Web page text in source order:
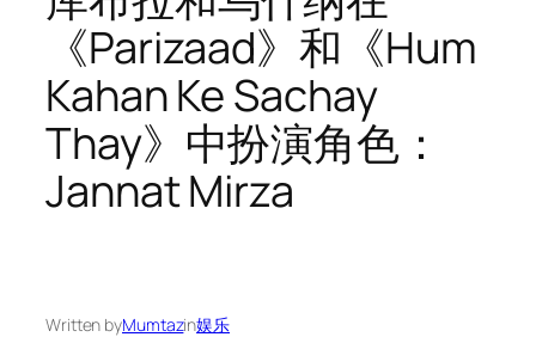
《Parizaad》和《Hum
Kahan Ke Sachay
Thay》中扮演角色：
Jannat Mirza
Written byMumtazin娱乐